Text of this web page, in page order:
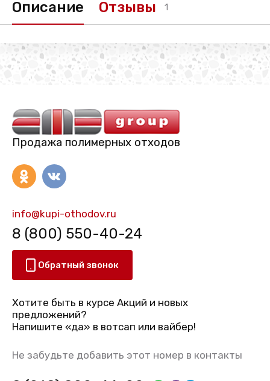
Описание Отзывы 1
Продажа полимерных отходов
info@kupi-othodov.ru
8 (800) 550-40-24
Обратный звонок
Хотите быть в курсе Акций и новых
предложений?
Напишите «да» в вотсап или вайбер!
Не забудьте добавить этот номер в контакты